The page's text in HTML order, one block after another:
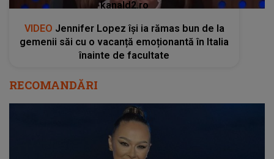
kanald2.ro
VIDEO Jennifer Lopez își ia rămas bun de la
gemenii săi cu o vacanță emoționantă în Italia
înainte de facultate
RECOMANDĂRI